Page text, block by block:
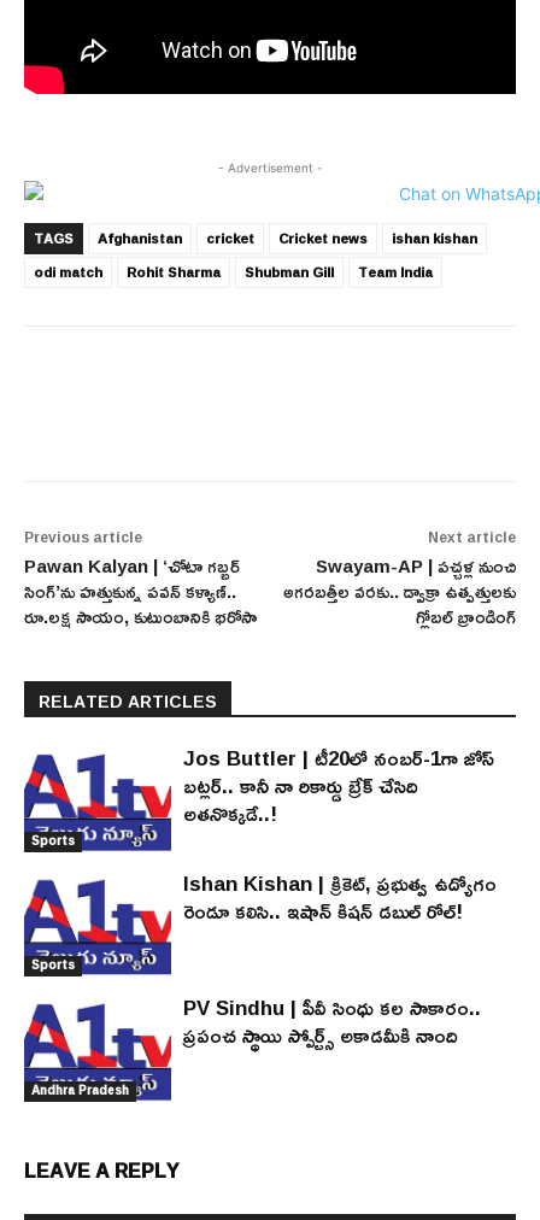
- Advertisement -
TAGS Afghanistan cricket Cricket news
ishan kishan
odi match
Rohit Sharma Shubman Gill Team India
Previous article
Pawan Kalyan | ‘చోటా గబ్బర్
సింగ్’ను హత్తుకున్న పవన్ కళ్యాణ్..
రూ.లక్ష సాయం, కుటుంబానికి భరోసా
Next article
Swayam-AP | పచ్చళ్ల నుంచి
అగరబత్తీల వరకు.. డ్వాక్రా ఉత్పత్తులకు
గ్లోబల్ బ్రాండింగ్
RELATED ARTICLES
Sports
Jos Buttler | టీ20లో నంబర్-1గా జోస్
బట్లర్.. కానీ నా రికార్డు బ్రేక్ చేసిది
అతనొక్కడే..!
Sports
Ishan Kishan | క్రికెట్, ప్రభుత్వ ఉద్యోగం
రెండూ కలిసి.. ఇషాన్ కిషన్ డబుల్ రోల్!
Andhra Pradesh
PV Sindhu | పీవీ సింధు కల సాకారం..
ప్రపంచ స్థాయి స్పోర్ట్స్ అకాడమీకి నాంది
LEAVE A REPLY